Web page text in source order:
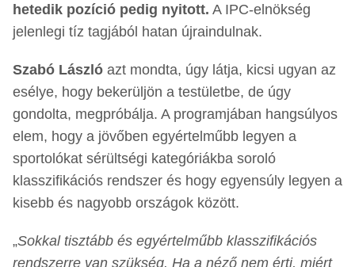
hetedik pozíció pedig nyitott. A IPC-elnökség
jelenlegi tíz tagjából hatan újraindulnak.
Szabó László azt mondta, úgy látja, kicsi ugyan az
esélye, hogy bekerüljön a testületbe, de úgy
gondolta, megpróbálja. A programjában hangsúlyos
elem, hogy a jövőben egyértelműbb legyen a
sportolókat sérültségi kategóriákba soroló
klasszifikációs rendszer és hogy egyensúly legyen a
kisebb és nagyobb országok között.
„Sokkal tisztább és egyértelműbb klasszifikációs
rendszerre van szükség. Ha a néző nem érti, miért